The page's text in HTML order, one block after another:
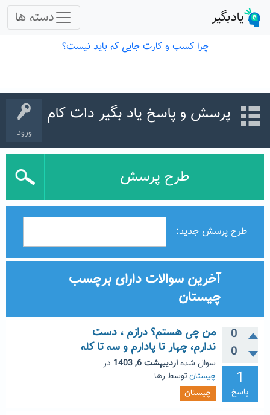
ورود
پرسش و پاسخ یاد بگیر دات کام
طرح پرسش
طرح پرسش جدید:
آخرین سوالات دارای برچسب
چیستان
0
0
1
پاسخ
من چی هستم؟ درازم ، دست
ندارم، چهار تا پادارم و سه تا کله
سوال شدهاردیبهشت 6, 1403
در
چیستانتوسط رها
چیستان